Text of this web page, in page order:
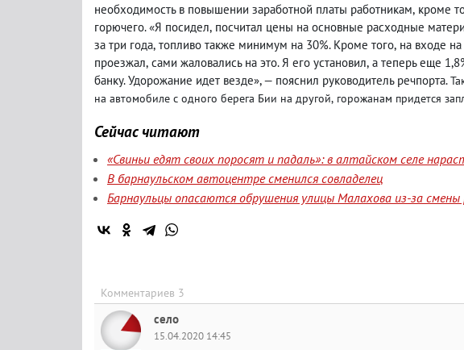
необходимость в повышении заработной платы работникам, кроме
горючего. «Я посидел, посчитал цены на основные расходные
за три года, топливо также минимум на 30%. Кроме того, на входе
проезжал, сами жаловались на это. Я его установил, а теперь еще
банку. Удорожание идет везде», — пояснил руководитель речпорта.
на автомобиле с одного берега Бии на другой, горожанам придется
Сейчас читают
«Свиньи едят своих поросят и падаль»: в алтайском селе
В барнаульском автоцентре сменился совладелец
Барнаульцы опасаются обрушения улицы Малахова из-за смены
Комментариев 3
село
15.04.2020 14:45